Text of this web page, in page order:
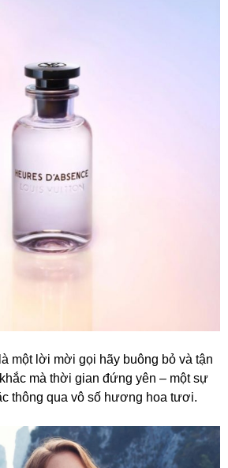
là một lời mời gọi hãy buông bỏ và tận
mà thời gian đứng yên – một sự
thông qua vô số hương hoa tươi.